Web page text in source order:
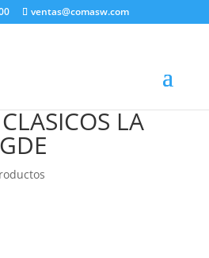
ventas@comasw.com
LA